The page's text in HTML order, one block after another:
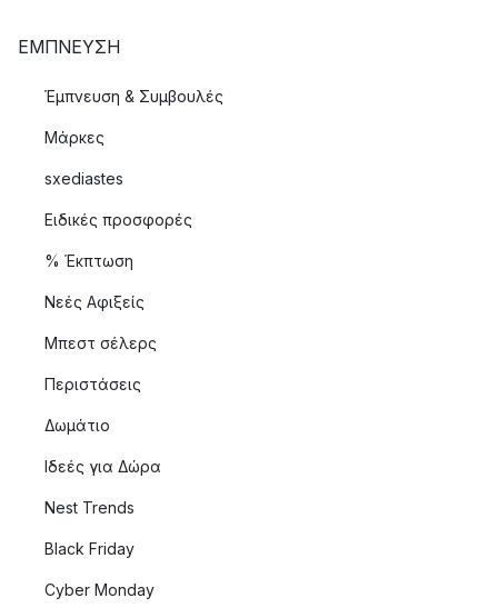
ΈΜΠΝΕΥΣΗ
Έμπνευση & Συμβουλές
Μάρκες
sxediastes
Ειδικές προσφορές
% Έκπτωση
Νεές Αφιξείς
Μπεστ σέλερς
Περιστάσεις
Δωμάτιο
Ιδεές για Δώρα
Nest Trends
Black Friday
Cyber Monday